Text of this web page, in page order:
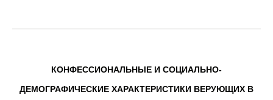
КОНФЕССИОНАЛЬНЫЕ И СОЦИАЛЬНО-
ДЕМОГРАФИЧЕСКИЕ ХАРАКТЕРИСТИКИ ВЕРУЮЩИХ В